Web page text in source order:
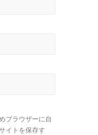
ブラウザーに自
イトを保存す